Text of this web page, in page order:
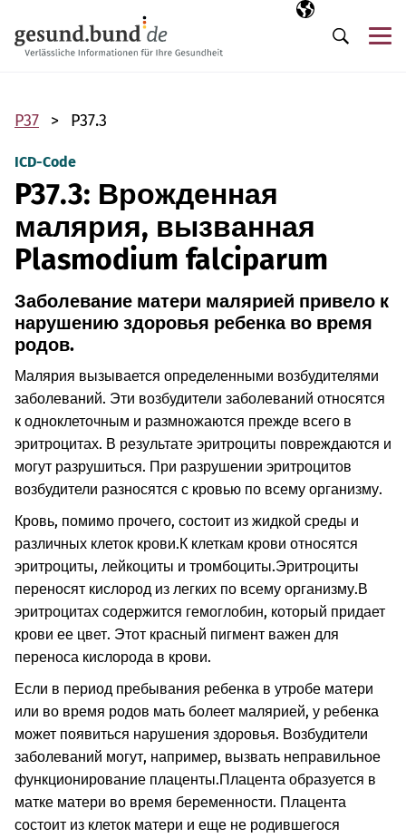
Выбранный
RU
Поиск
P37 P37.3
ICD-Code
P37.3: Врожденная
малярия, вызванная
Plasmodium falciparum
Заболевание матери малярией привело к
нарушению здоровья ребенка во время
родов.
Малярия вызывается определенными возбудителями
заболеваний. Эти возбудители заболеваний относятся
к одноклеточным и размножаются прежде всего в
эритроцитах. В результате эритроциты повреждаются и
могут разрушиться. При разрушении эритроцитов
возбудители разносятся с кровью по всему организму.
Кровь, помимо прочего, состоит из жидкой среды и
различных клеток крови.К клеткам крови относятся
эритроциты, лейкоциты и тромбоциты.Эритроциты
переносят кислород из легких по всему организму.В
эритроцитах содержится гемоглобин, который придает
крови ее цвет. Этот красный пигмент важен для
переноса кислорода в крови.
Если в период пребывания ребенка в утробе матери
или во время родов мать болеет малярией, у ребенка
может появиться нарушения здоровья. Возбудители
заболеваний могут, например, вызвать неправильное
функционирование плаценты.Плацента образуется в
матке матери во время беременности. Плацента
состоит из клеток матери и еще не родившегося